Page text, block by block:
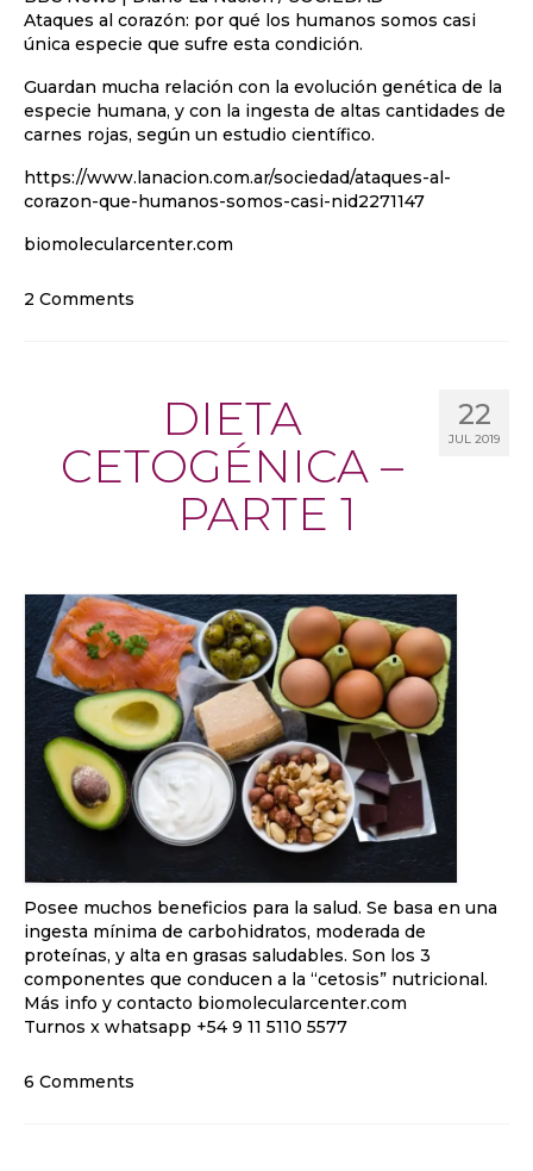
Ataques al corazón: por qué los humanos somos casi
única especie que sufre esta condición.
Guardan mucha relación con la evolución genética de la
especie humana, y con la ingesta de altas cantidades de
carnes rojas, según un estudio científico.
https://www.lanacion.com.ar/sociedad/ataques-al-
corazon-que-humanos-somos-casi-nid2271147
biomolecularcenter.com
2 Comments
22
JUL 2019
DIETA
CETOGÉNICA –
PARTE 1
Posee muchos beneficios para la salud. Se basa en una
ingesta mínima de carbohidratos, moderada de
proteínas, y alta en grasas saludables. Son los 3
componentes que conducen a la “cetosis” nutricional.
Más info y contacto biomolecularcenter.com
Turnos x whatsapp +54 9 11 5110 5577
6 Comments